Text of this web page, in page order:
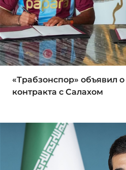
«Трабзонспор» объявил
контракта с Салахом